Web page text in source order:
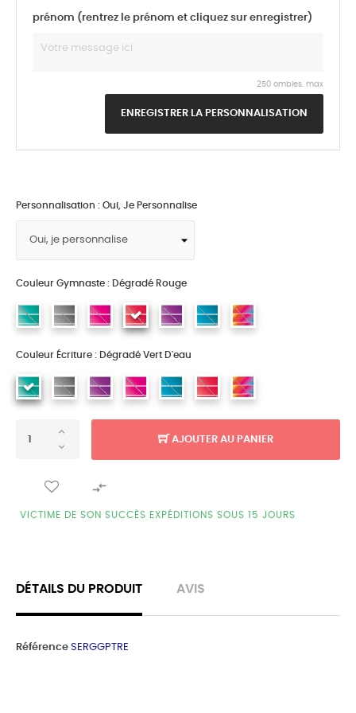
prénom (rentrez le prénom et cliquez sur enregistrer)
250 ombles. max
ENREGISTRER LA PERSONNALISATION
Personnalisation : Oui, Je Personnalise
Couleur Gymnaste : Dégradé Rouge
Couleur Écriture : Dégradé Vert D'eau
AJOUTER AU PANIER

VICTIME DE SON SUCCÈS EXPÉDITIONS SOUS 15 JOURS
DÉTAILS DU PRODUIT AVIS
Référence SERGGPTRE